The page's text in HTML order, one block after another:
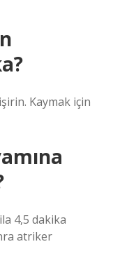
Kaymak için
4,5 dakika
atriker